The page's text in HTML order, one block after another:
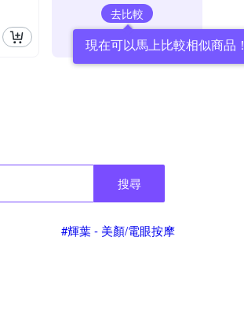
去比較
現在可以馬上比較相似商品！
搜尋
#輝葉 - 美顏/電眼按摩